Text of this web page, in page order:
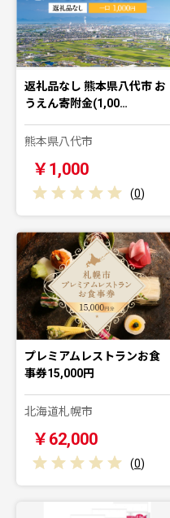
返礼品なし 熊本県八代市 お
うえん寄附金(1,00…
熊本県八代市
￥1,000
(0)
プレミアムレストランお食
事券15,000円
北海道札幌市
￥62,000
(0)